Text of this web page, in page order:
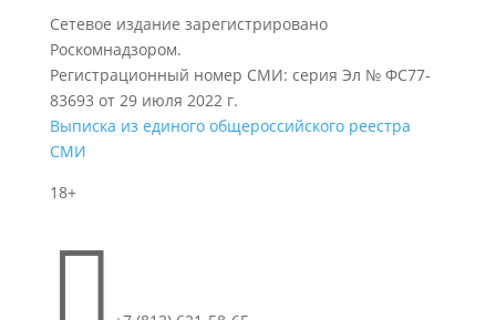
Сетевое издание зарегистрировано
Роскомнадзором.
Регистрационный номер СМИ: серия Эл № ФС77-
83693 от 29 июля 2022 г.
Выписка из единого общероссийского реестра
СМИ
18+
